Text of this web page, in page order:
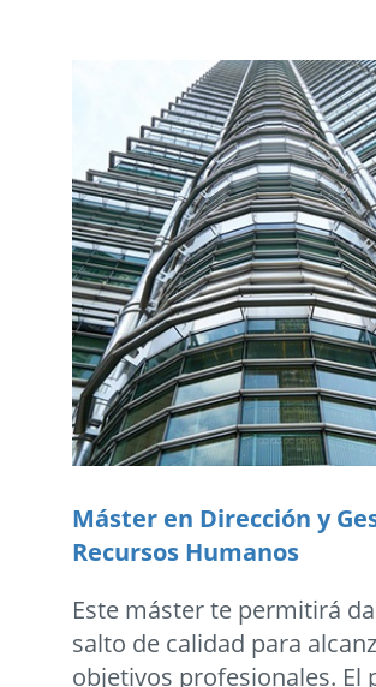
Máster en Dirección y
Recursos Humanos
Este máster te permitirá
salto de calidad para
objetivos profesionales. El